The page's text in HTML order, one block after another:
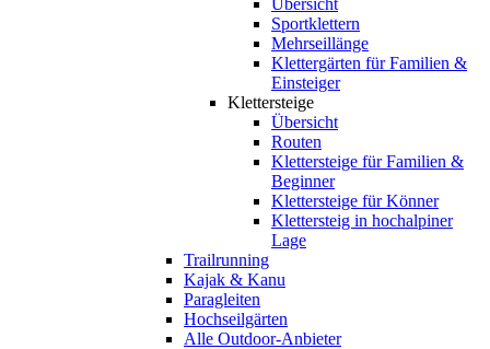
Übersicht
Sportklettern
Mehrseillänge
Klettergärten für Familien &
Einsteiger
Klettersteige
Übersicht
Routen
Klettersteige für Familien &
Beginner
Klettersteige für Könner
Klettersteig in hochalpiner
Lage
Trailrunning
Kajak & Kanu
Paragleiten
Hochseilgärten
Alle Outdoor-Anbieter